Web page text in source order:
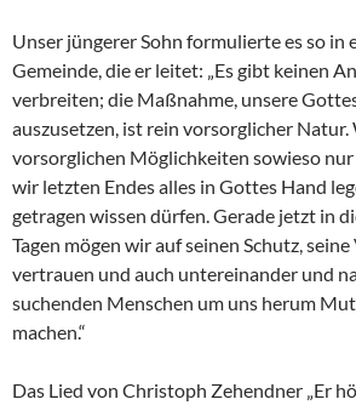
Unser jüngerer Sohn formulierte es so in
Gemeinde, die er leitet: „Es gibt keinen
verbreiten; die Maßnahme, unsere
auszusetzen, ist rein vorsorglicher Natur.
vorsorglichen Möglichkeiten sowieso
wir letzten Endes alles in Gottes Hand
getragen wissen dürfen. Gerade jetzt in
Tagen mögen wir auf seinen Schutz,
vertrauen und auch untereinander und
suchenden Menschen um uns herum
machen.“
Das Lied von Christoph Zehendner „Er